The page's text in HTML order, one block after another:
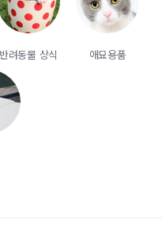
반려동물 상식 애묘용품